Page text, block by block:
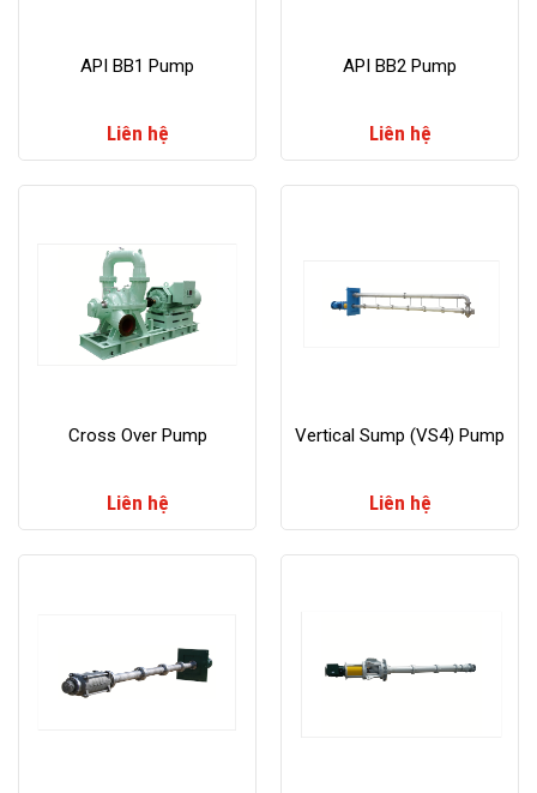
API BB1 Pump
Liên hệ
API BB2 Pump
Liên hệ
Cross Over Pump
Liên hệ
Vertical Sump (VS4) Pump
Liên hệ